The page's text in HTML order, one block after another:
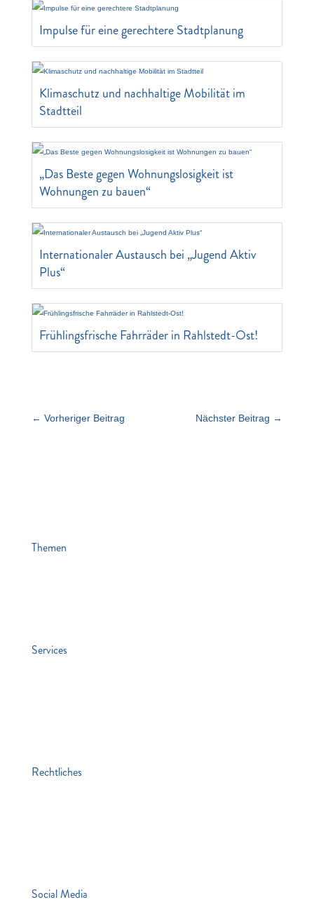
Impulse für eine gerechtere Stadtplanung
Klimaschutz und nachhaltige Mobilität im
Stadtteil
„Das Beste gegen Wohnungslosigkeit ist
Wohnungen zu bauen“
Internationaler Austausch bei „Jugend Aktiv
Plus“
Frühlingsfrische Fahrräder in Rahlstedt-Ost!
← Vorheriger Beitrag Nächster Beitrag →
Themen
Services
Rechtliches
Social Media